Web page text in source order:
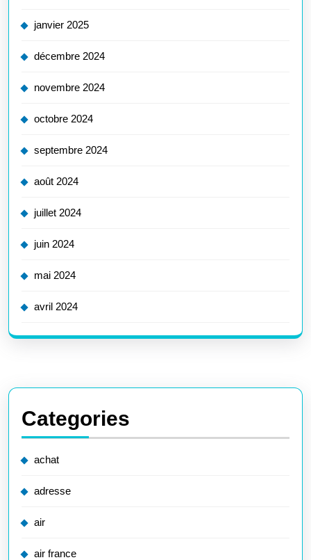
janvier 2025
décembre 2024
novembre 2024
octobre 2024
septembre 2024
août 2024
juillet 2024
juin 2024
mai 2024
avril 2024
Categories
achat
adresse
air
air france